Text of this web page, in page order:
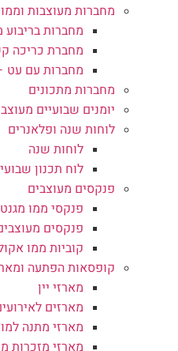
מחברות מעוצבות
מחברות בריבוע
מחברת כריכה
מחברות עם עט
מחברות מתכונים
יומנים שבועיים
לוחות שנה ופלאנרים
לוחות שנה
לוח תכנון שבועי
פנקסים מעוצבים
פנקסי ממו מגנט
פנקסים
קוביות ממו
קופסאות הפתעה
מארזי יין
מארזים
מארזי מתנה
מארזי מזכרות